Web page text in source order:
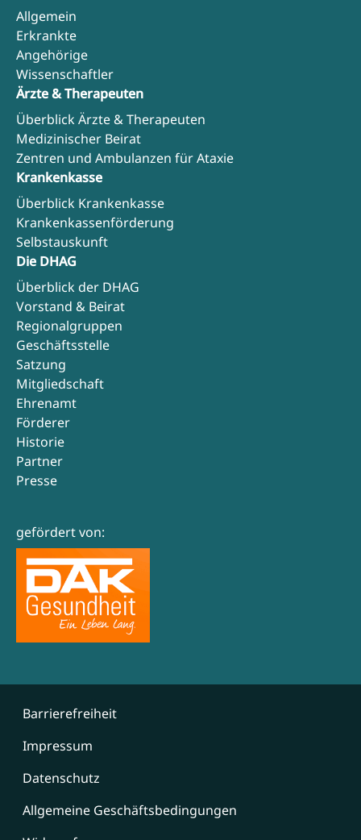
Allgemein
Erkrankte
Angehörige
Wissenschaftler
Ärzte & Therapeuten
Überblick Ärzte & Therapeuten
Medizinischer Beirat
Zentren und Ambulanzen für Ataxie
Krankenkasse
Überblick Krankenkasse
Krankenkassenförderung
Selbstauskunft
Die DHAG
Überblick der DHAG
Vorstand & Beirat
Regionalgruppen
Geschäftsstelle
Satzung
Mitgliedschaft
Ehrenamt
Förderer
Historie
Partner
Presse
gefördert von:
Barrierefreiheit
Impressum
Datenschutz
Allgemeine Geschäftsbedingungen